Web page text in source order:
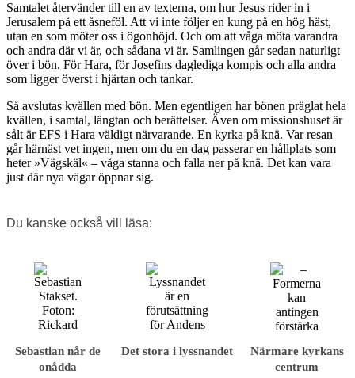
Samtalet återvänder till en av texterna, om hur Jesus rider in i
Jerusalem på ett åsneföl. Att vi inte följer en kung på en hög häst,
utan en som möter oss i ögonhöjd. Och om att våga möta varandra
och andra där vi är, och sådana vi är. Samlingen går sedan naturligt
över i bön. För Hara, för Josefins daglediga kompis och alla andra
som ligger överst i hjärtan och tankar.
Så avslutas kvällen med bön. Men egentligen har bönen präglat hela
kvällen, i samtal, längtan och berättelser. Även om missionshuset är
sålt är EFS i Hara väldigt närvarande. En kyrka på knä. Var resan
går härnäst vet ingen, men om du en dag passerar en hållplats som
heter »Vägskäl« – våga stanna och falla ner på knä. Det kan vara
just där nya vägar öppnar sig.
Du kanske också vill läsa:
Sebastian når de
onådda
Det stora i lyssnandet
Närmare kyrkans
centrum